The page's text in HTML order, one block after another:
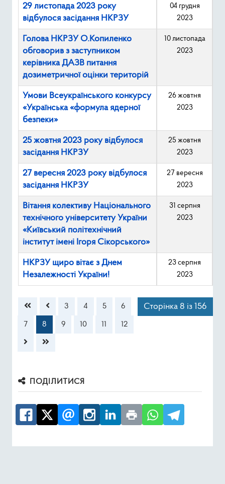
29 листопада 2023 року
відбулося засідання НКРЗУ
04 грудня
2023
Голова НКРЗУ О.Копиленко
обговорив з заступником
керівника ДАЗВ питання
дозиметричної оцінки територій
10 листопада
2023
Умови Всеукраїнського конкурсу
«Українська «формула ядерної
безпеки»
26 жовтня
2023
25 жовтня 2023 року відбулося
засідання НКРЗУ
25 жовтня
2023
27 вересня 2023 року відбулося
засідання НКРЗУ
27 вересня
2023
Вітання колективу Національного
технічного університету України
«Київський політехнічний
інститут імені Ігоря Сікорського»
31 серпня
2023
НКРЗУ щиро вітає з Днем
Незалежності України!
23 серпня
2023
Сторінка 8 із 156
3 4 5 6
7 8 9 10 11 12
ПОДІЛИТИСЯ